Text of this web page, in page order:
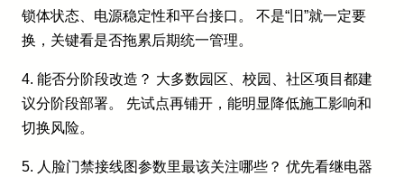
锁体状态、电源稳定性和平台接口。 不是“旧”就一定要
换，关键看是否拖累后期统一管理。
4. 能否分阶段改造？ 大多数园区、校园、社区项目都建
议分阶段部署。 先试点再铺开，能明显降低施工影响和
切换风险。
5. 人脸门禁接线图参数里最该关注哪些？ 优先看继电器